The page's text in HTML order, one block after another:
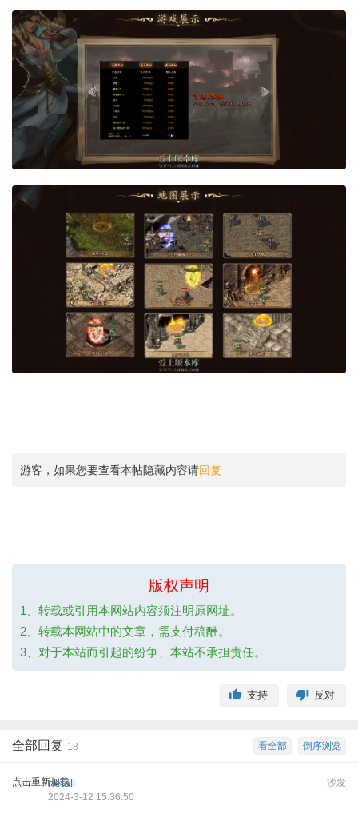
游客，如果您要查看本帖隐藏内容请回复
版权声明
1、转载或引用本网站内容须注明原网址。
2、转载本网站中的文章，需支付稿酬。
3、对于本站而引起的纷争、本站不承担责任。
反对
支持
倒序浏览
看全部
全部回复 18
点击重新加载 沙发
netall
2024-3-12 15:36:50